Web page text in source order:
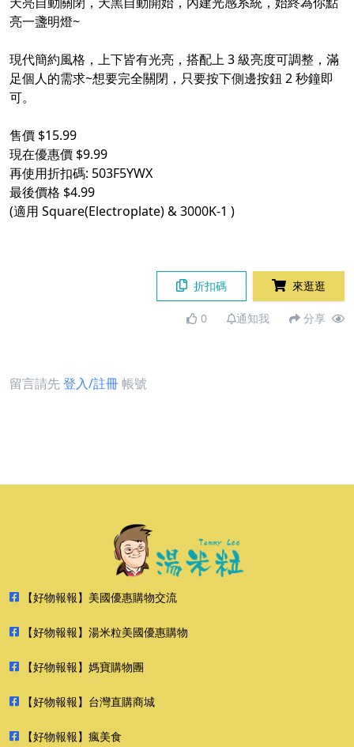
亮一盞明燈~
現代簡約風格，上下皆有光亮，搭配上 3 級亮度可調整，滿
足個人的需求~想要完全關閉，只要按下側邊按鈕 2 秒鐘即
可。
售價 $15.99
現在優惠價 $9.99
再使用折扣碼: 503F5YWX
最後價格 $4.99
(適用 Square(Electroplate) & 3000K-1 )
折扣碼 來逛逛
0 通知我 分享
留言請先登入/註冊帳號
【好物報報】美國優惠購物交流
【好物報報】湯米粒美國優惠購物
【好物報報】媽寶購物團
【好物報報】台灣直購商城
【好物報報】瘋美食